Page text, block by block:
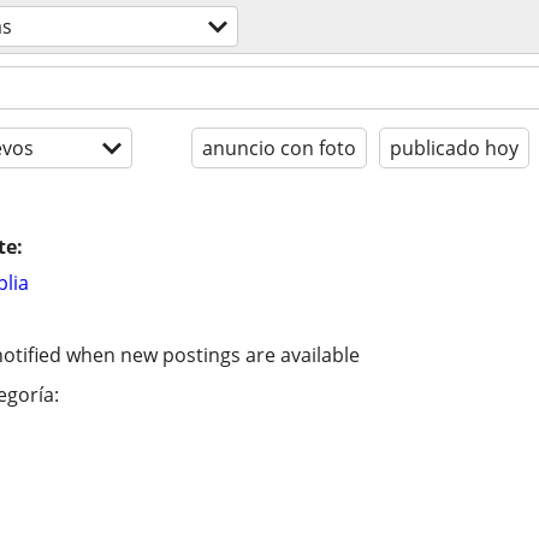
anuncio con foto publicado hoy
when new postings are available